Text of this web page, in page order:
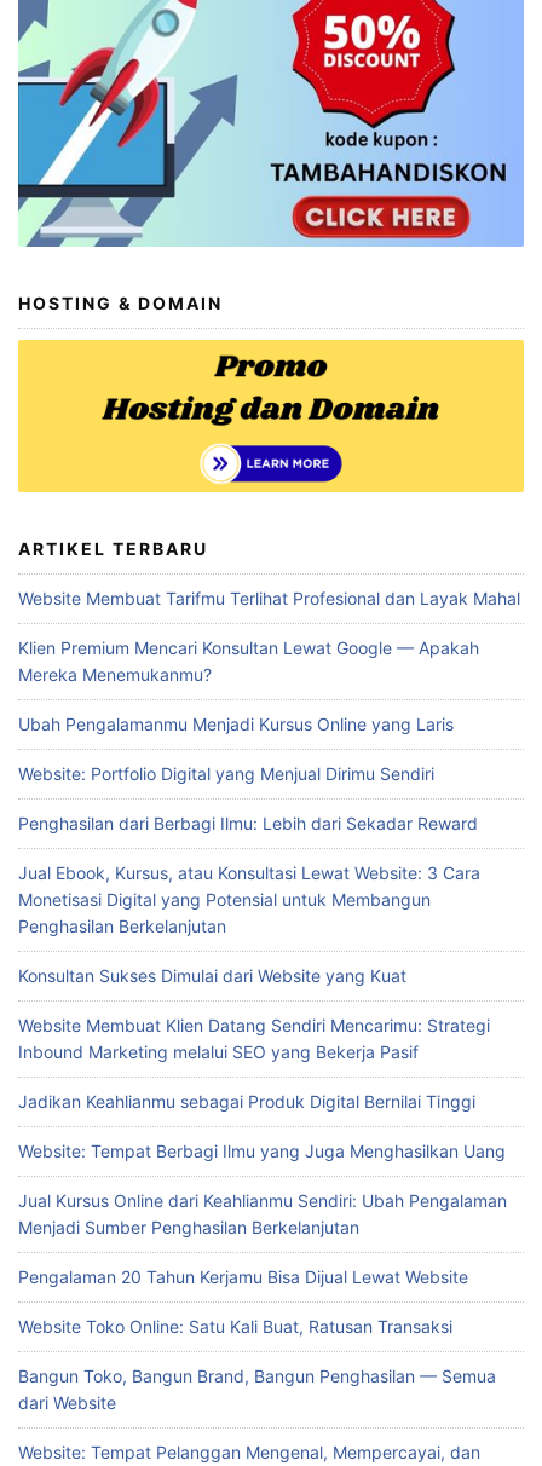
HOSTING & DOMAIN
ARTIKEL TERBARU
Website Membuat Tarifmu Terlihat Profesional dan Layak Mahal
Klien Premium Mencari Konsultan Lewat Google — Apakah
Mereka Menemukanmu?
Ubah Pengalamanmu Menjadi Kursus Online yang Laris
Website: Portfolio Digital yang Menjual Dirimu Sendiri
Penghasilan dari Berbagi Ilmu: Lebih dari Sekadar Reward
Jual Ebook, Kursus, atau Konsultasi Lewat Website: 3 Cara
Monetisasi Digital yang Potensial untuk Membangun
Penghasilan Berkelanjutan
Konsultan Sukses Dimulai dari Website yang Kuat
Website Membuat Klien Datang Sendiri Mencarimu: Strategi
Inbound Marketing melalui SEO yang Bekerja Pasif
Jadikan Keahlianmu sebagai Produk Digital Bernilai Tinggi
Website: Tempat Berbagi Ilmu yang Juga Menghasilkan Uang
Jual Kursus Online dari Keahlianmu Sendiri: Ubah Pengalaman
Menjadi Sumber Penghasilan Berkelanjutan
Pengalaman 20 Tahun Kerjamu Bisa Dijual Lewat Website
Website Toko Online: Satu Kali Buat, Ratusan Transaksi
Bangun Toko, Bangun Brand, Bangun Penghasilan — Semua
dari Website
Website: Tempat Pelanggan Mengenal, Mempercayai, dan